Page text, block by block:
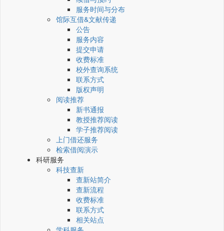
服务时间与分布
馆际互借&文献传递
公告
服务内容
提交申请
收费标准
校外查询系统
联系方式
版权声明
阅读推荐
新书通报
教授推荐阅读
学子推荐阅读
上门借还服务
检索借阅演示
科研服务
科技查新
查新站简介
查新流程
收费标准
联系方式
相关站点